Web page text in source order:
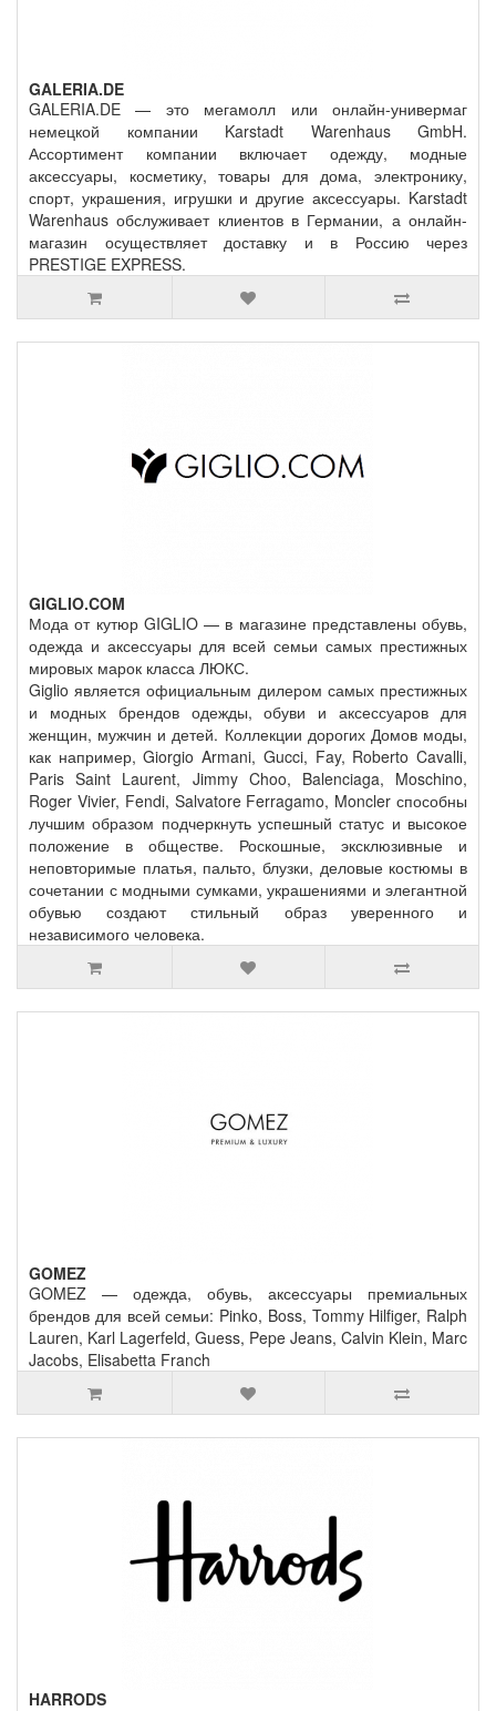
GALERIA.DE
GALERIA.DE — это мегамолл или онлайн-универмаг
немецкой компании Karstadt Warenhaus GmbH.
Ассортимент компании включает одежду, модные
аксессуары, косметику, товары для дома, электронику,
спорт, украшения, игрушки и другие аксессуары. Karstadt
Warenhaus обслуживает клиентов в Германии, а онлайн-
магазин осуществляет доставку и в Россию через
PRESTIGE EXPRESS.
GIGLIO.COM
Мода от кутюр GIGLIO — в магазине представлены обувь,
одежда и аксессуары для всей семьи самых престижных
мировых марок класса ЛЮКС.
Giglio является официальным дилером самых престижных
и модных брендов одежды, обуви и аксессуаров для
женщин, мужчин и детей. Коллекции дорогих Домов моды,
как например, Giorgio Armani, Gucci, Fay, Roberto Cavalli,
Paris Saint Laurent, Jimmy Choo, Balenciaga, Moschino,
Roger Vivier, Fendi, Salvatore Ferragamo, Moncler способны
лучшим образом подчеркнуть успешный статус и высокое
положение в обществе. Роскошные, эксклюзивные и
неповторимые платья, пальто, блузки, деловые костюмы в
сочетании с модными сумками, украшениями и элегантной
обувью создают стильный образ уверенного и
независимого человека.
GOMEZ
GOMEZ — одежда, обувь, аксессуары премиальных
брендов для всей семьи: Pinko, Boss, Tommy Hilfiger, Ralph
Lauren, Karl Lagerfeld, Guess, Pepe Jeans, Calvin Klein, Marc
Jacobs, Elisabetta Franch
HARRODS